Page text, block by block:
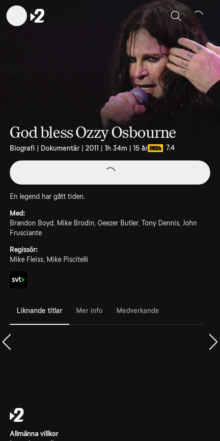
Sök
God bless Ozzy Osbourne
Biografi | Dokumentär | 2011 | 1h 34m | 15 år 7.4
En legend har gått tiden.
Med:
Brandon Boyd, Mike Brodin, Geezer Butler, Tony Dennis, John
Frusciante
Regissör:
Mike Fleiss, Mike Piscitelli
Liknande titlar Mer info Medverkande
Allmänna villkor